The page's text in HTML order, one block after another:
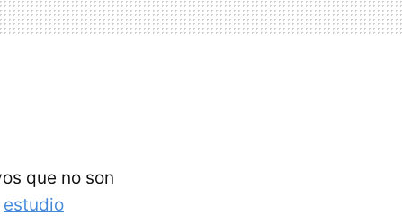
que no son
estudio